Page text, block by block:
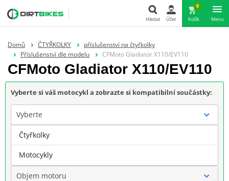
Hledat Účet
0
Košík Menu
Domů ČTYŘKOLKY
příslušenství na čtyřkolky
Příslušenství dle modelu
CFMoto Gladiator X110/EV110
CFMoto Gladiator X110/EV110
Vyberte si váš motocykl a zobrazte si kompatibilní součástky:
Vyberte
Značka
Objem motoru
Čtyřkolky
Motocykly